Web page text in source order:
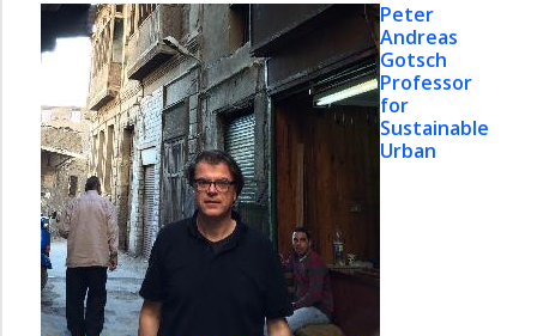
Peter
Andreas
Gotsch
Professor
for
Sustainable
Urban